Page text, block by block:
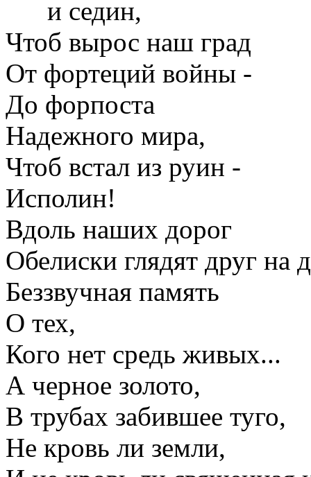
и седин,
Чтоб вырос наш град
От фортеций войны -
До форпоста
Надежного мира,
Чтоб встал из руин -
Исполин!
Вдоль наших дорог
Обелиски глядят друг на
Беззвучная память
О тех,
Кого нет средь живых...
А черное золото,
В трубах забившее туго,
Не кровь ли земли,